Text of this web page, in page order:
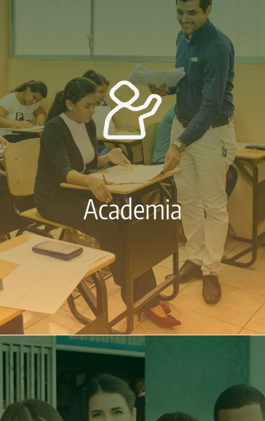
Academia